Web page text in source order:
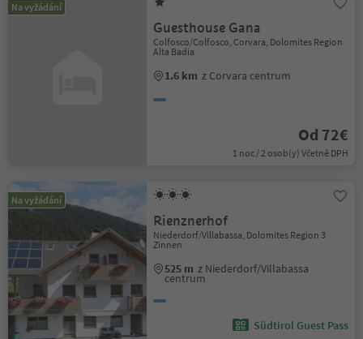
Na vyžádání
Guesthouse Gana
Colfosco/Colfosco, Corvara, Dolomites Region
Alta Badia
1.6 km z Corvara centrum
Od 72€
1 noc / 2 osob(y) Včetně DPH
Na vyžádání
Rienznerhof
Niederdorf/Villabassa, Dolomites Region 3
Zinnen
525 m z Niederdorf/Villabassa
centrum
Südtirol Guest Pass